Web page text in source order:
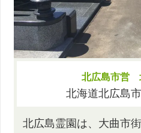
北広島市営
北海道北広島
北広島霊園は、大曲市